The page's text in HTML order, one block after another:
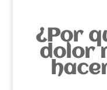
¿Por
dolor